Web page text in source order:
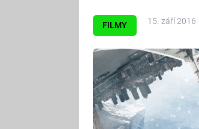
FILMY 15. září 2016